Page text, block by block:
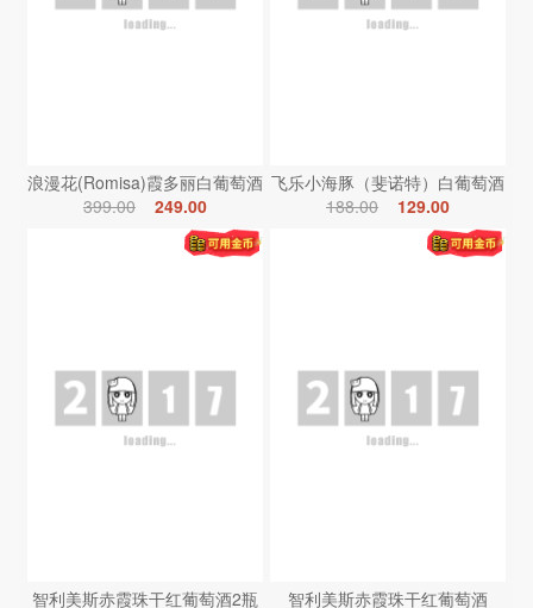
浪漫花(Romisa)霞多丽白葡萄酒
399.00
249.00
飞乐小海豚（斐诺特）白葡萄酒
188.00
129.00
智利美斯赤霞珠干红葡萄酒2瓶
智利美斯赤霞珠干红葡萄酒